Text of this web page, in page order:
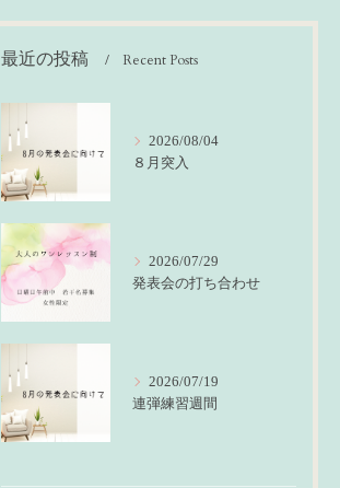
最近の投稿 Recent Posts
2026/08/04
８月突入
2026/07/29
発表会の打ち合わせ
2026/07/19
連弾練習週間